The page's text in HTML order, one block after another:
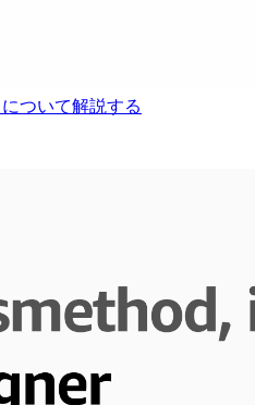
ついて解説する